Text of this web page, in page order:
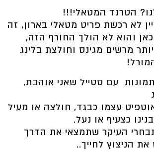
הטרנד המטאלי!!!
לא רכשת פריט מטאלי בארון, זה
והוא לא הולך החורף הזה,
מרשים מגינס וחולצת בלינג
עם סטייל שאני אוהבת,
עצמו כבגד, חולצה או מעיל
כצעיף או נעל.
העיקר שתמצאי את הדרך
את הניצוץ לחייך..